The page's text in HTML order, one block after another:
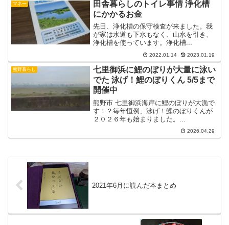
マネー
田舎暮らしのトイレ事情 浄化槽
にかかるお金
先日、浄化槽の保守検査が来ました。我
が家は水道も下水もなく、山水を引き、
浄化槽を使っています。浄化槽...
2022.01.14 2023.01.19
熊野暮らし
七里御浜に鯉のぼりが大量に泳い
でた 泳げ！鯉のぼりくん 5/5まで
開催中
熊野市 七里御浜海岸に鯉のぼりが大漁で
す！？毎年恒例、泳げ！鯉のぼりくんが
２０２６年も始まりました。...
2026.04.29
2021年6月に読んだ本まとめ